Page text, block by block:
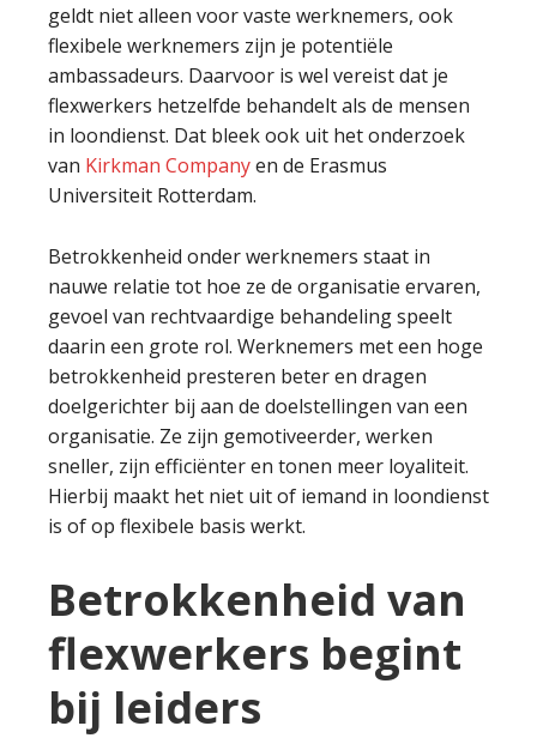
geldt niet alleen voor vaste werknemers, ook
flexibele werknemers zijn je potentiële
ambassadeurs. Daarvoor is wel vereist dat je
flexwerkers hetzelfde behandelt als de mensen
in loondienst. Dat bleek ook uit het onderzoek
van Kirkman Companyen de Erasmus
Universiteit Rotterdam.
Betrokkenheid onder werknemers staat in
nauwe relatie tot hoe ze de organisatie ervaren,
gevoel van rechtvaardige behandeling speelt
daarin een grote rol. Werknemers met een hoge
betrokkenheid presteren beter en dragen
doelgerichter bij aan de doelstellingen van een
organisatie. Ze zijn gemotiveerder, werken
sneller, zijn efficiënter en tonen meer loyaliteit.
Hierbij maakt het niet uit of iemand in loondienst
is of op flexibele basis werkt.
Betrokkenheid van
flexwerkers begint
bij leiders